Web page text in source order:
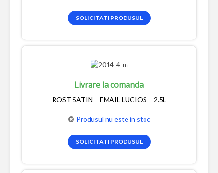
SOLICITATI PRODUSUL
Livrare la comanda
ROST SATIN – EMAIL LUCIOS – 2.5L
Produsul nu este in stoc
SOLICITATI PRODUSUL